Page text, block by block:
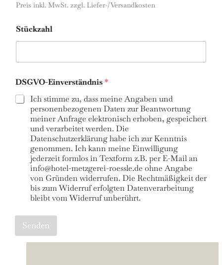
Preis inkl. MwSt. zzgl. Liefer-/Versandkosten
Stückzahl
DSGVO-Einverständnis*
Ich stimme zu, dass meine Angaben und
personenbezogenen Daten zur Beantwortung
meiner Anfrage elektronisch erhoben, gespeichert
und verarbeitet werden. Die
Datenschutzerklärung habe ich zur Kenntnis
genommen. Ich kann meine Einwilligung
jederzeit formlos in Textform z.B. per E-Mail an
info@hotel-metzgerei-roessle.de ohne Angabe
von Gründen widerrufen. Die Rechtmäßigkeit der
bis zum Widerruf erfolgten Datenverarbeitung
bleibt vom Widerruf unberührt.
Senden